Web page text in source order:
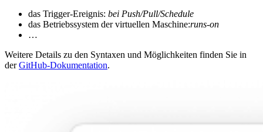
das Trigger-Ereignis: bei Push/Pull/Schedule
das Betriebssystem der virtuellen Maschine:runs-on
…
Weitere Details zu den Syntaxen und Möglichkeiten finden Sie in
derGitHub-Dokumentation.